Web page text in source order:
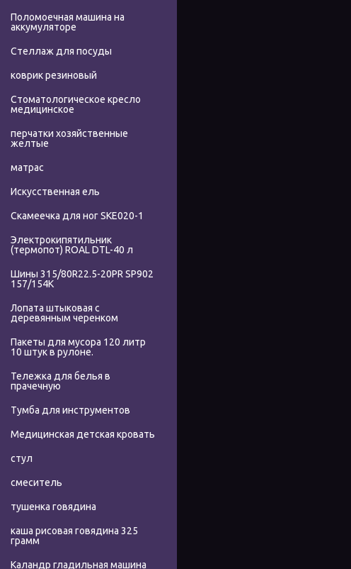
Поломоечная машина на
аккумуляторе
Стеллаж для посуды
коврик резиновый
Стоматологическое кресло
медицинское
перчатки хозяйственные
желтые
матрас
Искусственная ель
Скамеечка для ног SKE020-1
Электрокипятильник
(термопот) ROAL DTL-40 л
Шины 315/80R22.5-20PR SP902
157/154K
Лопата штыковая с
деревянным черенком
Пакеты для мусора 120 литр
10 штук в рулоне.
Тележка для белья в
прачечную
Тумба для инструментов
Медицинская детская кровать
стул
смеситель
тушенка говядина
каша рисовая говядина 325
грамм
Каландр гладильная машина